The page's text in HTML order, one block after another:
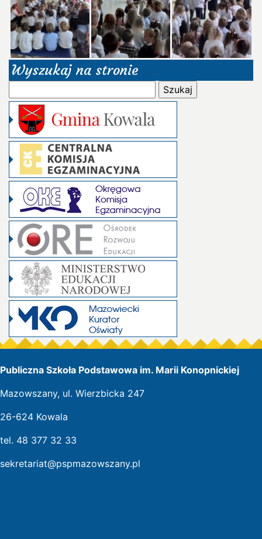
Wyszukaj na stronie
Publiczna Szkoła Podstawowa im. Marii Konopnickiej
Mazowszany, ul. Wierzbicka 247
26-624 Kowala
tel. 48 377 32 33
sekretariat@pspmazowszany.pl